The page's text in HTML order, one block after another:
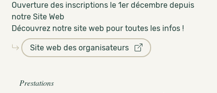
Ouverture des inscriptions le 1er décembre depuis
notre Site Web
Découvrez notre site web pour toutes les infos !
Site web des organisateurs
Prestations